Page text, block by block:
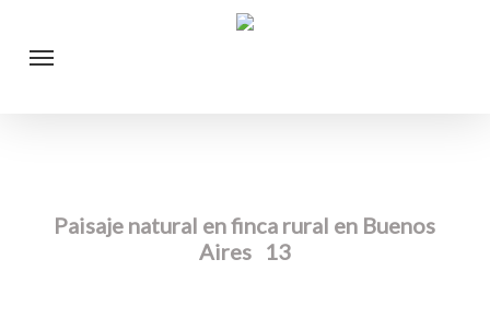
Menu
Paisaje natural en finca rural en Buenos
Aires 13